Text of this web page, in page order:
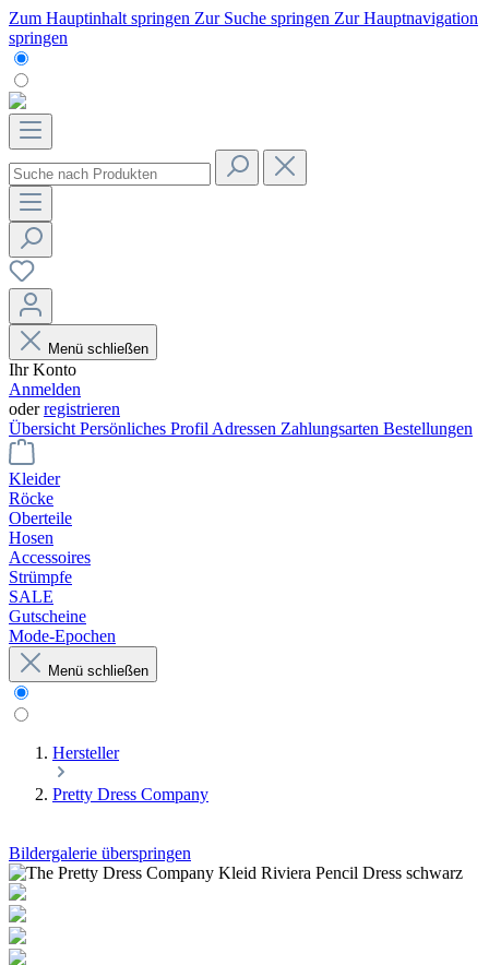
Zum Hauptinhalt springen Zur Suche springen Zur Hauptnavigation
springen
Menü schließen
Ihr Konto
Anmelden
oderregistrieren
Übersicht Persönliches Profil Adressen Zahlungsarten Bestellungen
Kleider
Röcke
Oberteile
Hosen
Accessoires
Strümpfe
SALE
Gutscheine
Mode-Epochen
Menü schließen
Hersteller
Pretty Dress Company
Bildergalerie überspringen